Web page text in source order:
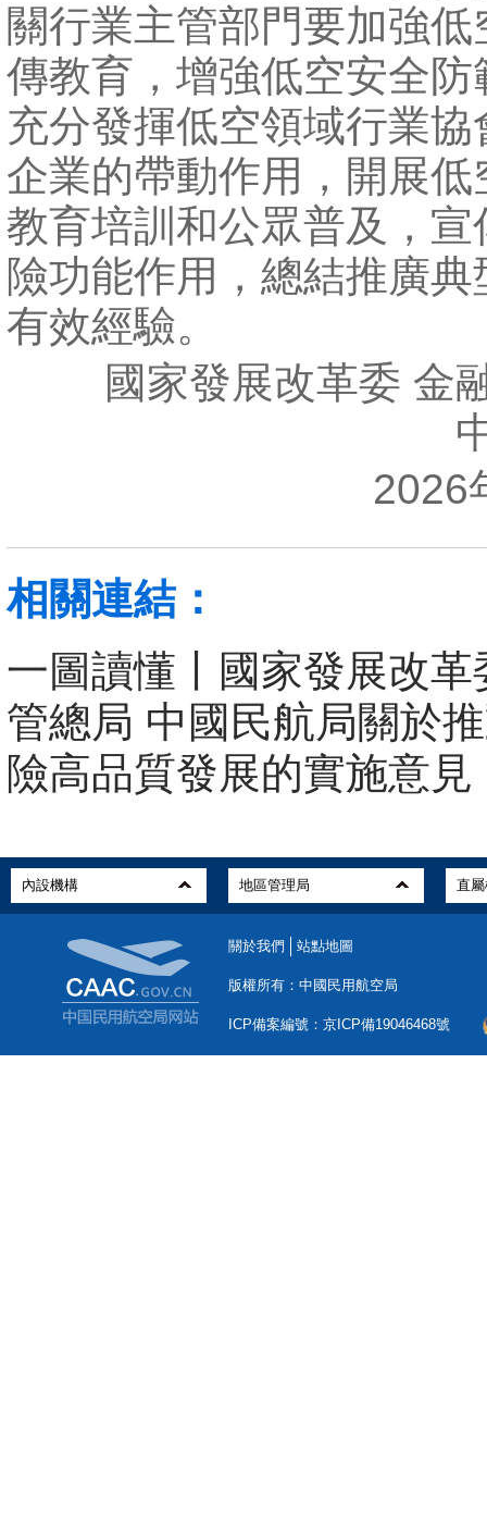
關行業主管部門要加強低
傳教育，增強低空安全防
充分發揮低空領域行業協
企業的帶動作用，開展低
教育培訓和公眾普及，宣
險功能作用，總結推廣典
有效經驗。
國家發展改革委 金
2026
相關連結：
一圖讀懂丨國家發展改革
管總局 中國民航局關於
險高品質發展的實施意見
關於我們 站點地圖
版權所有：中國民用航空局
ICP備案編號：京ICP備19046468號